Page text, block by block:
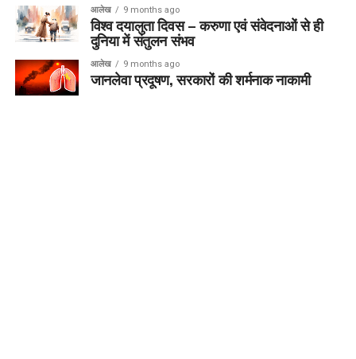
आलेख 9 months ago
विश्व दयालुता दिवस – करुणा एवं संवेदनाओं से ही
दुनिया में संतुलन संभव
आलेख 9 months ago
जानलेवा प्रदूषण, सरकारों की शर्मनाक नाकामी